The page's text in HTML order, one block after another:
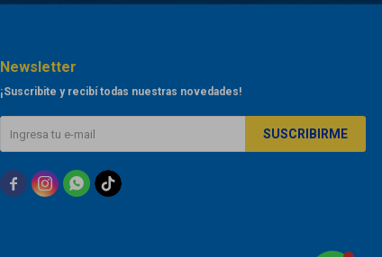
Newsletter
¡Suscribite y recibí todas nuestras novedades!
SUSCRIBIRME
  